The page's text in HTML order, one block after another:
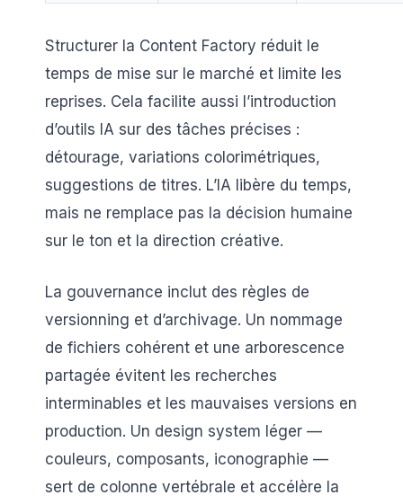
Structurer la Content Factory réduit le
temps de mise sur le marché et limite les
reprises. Cela facilite aussi l’introduction
d’outils IA sur des tâches précises :
détourage, variations colorimétriques,
suggestions de titres. L’IA libère du temps,
mais ne remplace pas la décision humaine
sur le ton et la direction créative.
La gouvernance inclut des règles de
versionning et d’archivage. Un nommage
de fichiers cohérent et une arborescence
partagée évitent les recherches
interminables et les mauvaises versions en
production. Un design system léger —
couleurs, composants, iconographie —
sert de colonne vertébrale et accélère la